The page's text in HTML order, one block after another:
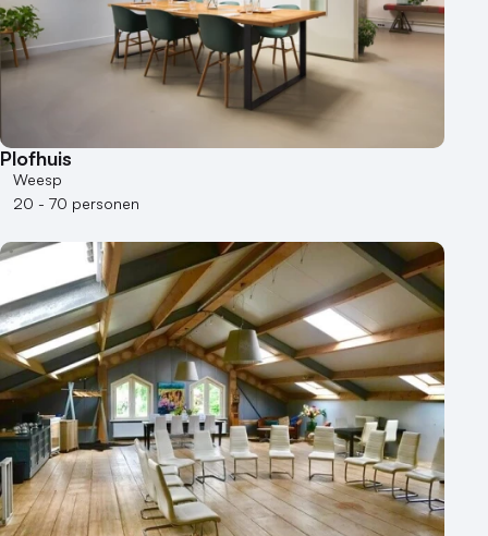
Plofhuis
Weesp
20 - 70 personen